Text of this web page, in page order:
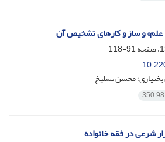
و ساز و کارهای تشخیص آن
91-118
بختیاری؛ محسن تسلیخ
شرعی در فقه خانواده